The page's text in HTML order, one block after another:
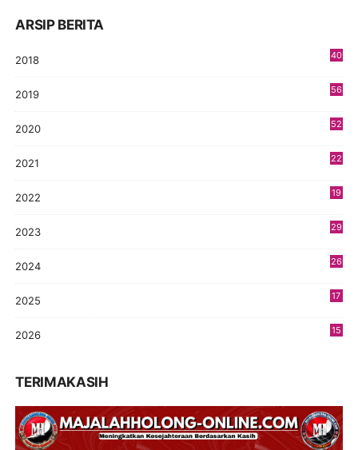
ARSIP BERITA
2018
40
2019
56
2020
52
2021
22
2022
19
2023
29
2024
26
2025
17
2026
15
TERIMAKASIH